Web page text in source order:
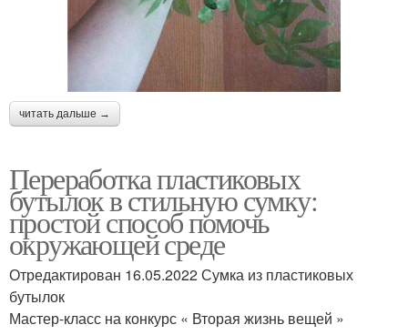
читать дальше →
Переработка пластиковых
бутылок в стильную сумку:
простой способ помочь
окружающей среде
Отредактирован 16.05.2022 Сумка из пластиковых
бутылок
Мастер-класс на конкурс « Вторая жизнь вещей »